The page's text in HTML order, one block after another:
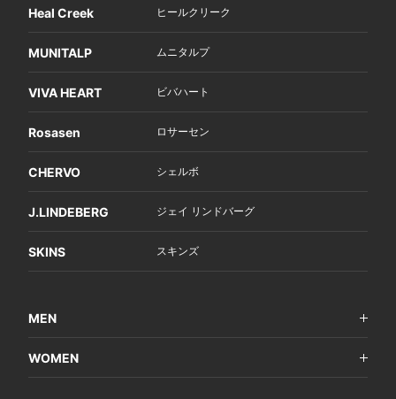
Heal Creek ヒールクリーク
MUNITALP ムニタルプ
VIVA HEART ビバハート
Rosasen ロサーセン
CHERVO シェルボ
J.LINDEBERG ジェイ リンドバーグ
SKINS スキンズ
MEN
WOMEN